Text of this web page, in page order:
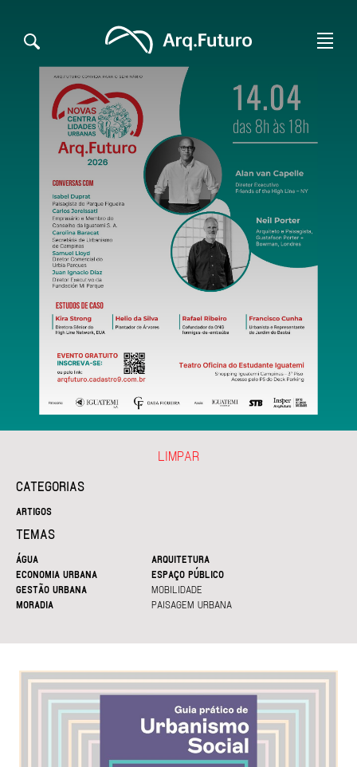
CATEGORIAS
ARTIGOS
TEMAS
ÁGUA
ARQUITETURA
ECONOMIA URBANA
ESPAÇO PÚBLICO
GESTÃO URBANA
MOBILIDADE
MORADIA
PAISAGEM URBANA
LIMPAR